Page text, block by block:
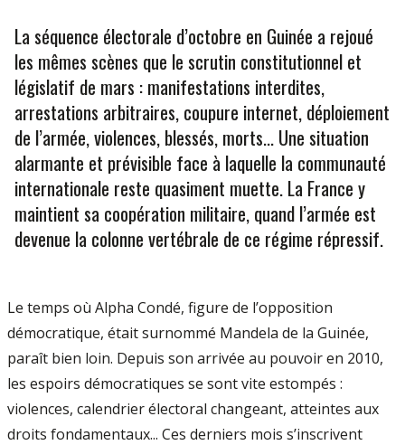
La séquence électorale d’octobre en Guinée a rejoué
les mêmes scènes que le scrutin constitutionnel et
législatif de mars : manifestations interdites,
arrestations arbitraires, coupure internet, déploiement
de l’armée, violences, blessés, morts... Une situation
alarmante et prévisible face à laquelle la communauté
internationale reste quasiment muette. La France y
maintient sa coopération militaire, quand l’armée est
devenue la colonne vertébrale de ce régime répressif.
Le temps où Alpha Condé, figure de l’opposition
démocratique, était surnommé Mandela de la Guinée,
paraît bien loin. Depuis son arrivée au pouvoir en 2010,
les espoirs démocratiques se sont vite estompés :
violences, calendrier électoral changeant, atteintes aux
droits fondamentaux... Ces derniers mois s’inscrivent